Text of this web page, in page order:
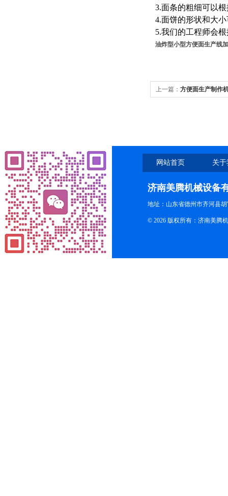
3.面条的粗细可以
4.面饼的形状和大
5.我们的工程师会
油炸型小型方便面生产线
上一篇： 方便面生产制作
网站首页 关
济南美腾机械设备
地址：山东省德州市齐河县
© 2026 版权所有：济南美腾